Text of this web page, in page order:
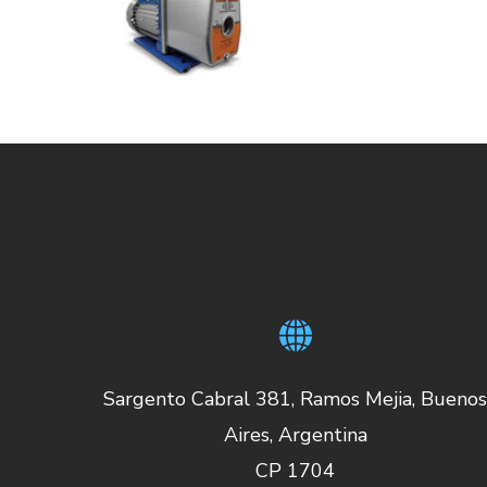
Sargento Cabral 381, Ramos Mejia, Buenos
Aires, Argentina
CP 1704